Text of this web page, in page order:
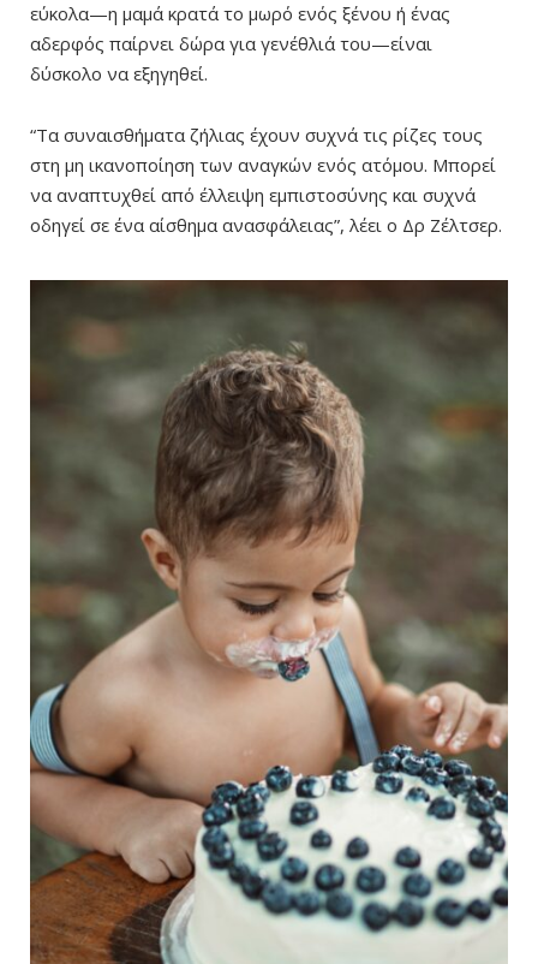
εύκολα—η μαμά κρατά το μωρό ενός ξένου ή ένας
αδερφός παίρνει δώρα για γενέθλιά του—είναι
δύσκολο να εξηγηθεί.
“Τα συναισθήματα ζήλιας έχουν συχνά τις ρίζες τους
στη μη ικανοποίηση των αναγκών ενός ατόμου. Μπορεί
να αναπτυχθεί από έλλειψη εμπιστοσύνης και συχνά
οδηγεί σε ένα αίσθημα ανασφάλειας”, λέει ο Δρ Ζέλτσερ.